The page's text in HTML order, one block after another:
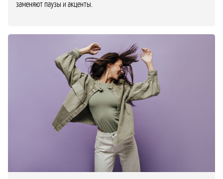
заменяют паузы и акценты.